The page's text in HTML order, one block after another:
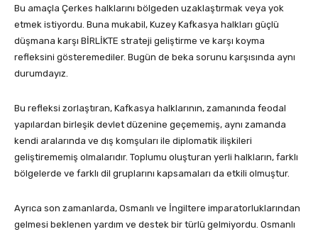
Bu amaçla Çerkes halklarını bölgeden uzaklaştırmak veya yok
etmek istiyordu. Buna mukabil, Kuzey Kafkasya halkları güçlü
düşmana karşı BİRLİKTE strateji geliştirme ve karşı koyma
refleksini gösteremediler. Bugün de beka sorunu karşısında aynı
durumdayız.
Bu refleksi zorlaştıran, Kafkasya halklarının, zamanında feodal
yapılardan birleşik devlet düzenine geçememiş, aynı zamanda
kendi aralarında ve dış komşuları ile diplomatik ilişkileri
geliştirememiş olmalarıdır. Toplumu oluşturan yerli halkların, farklı
bölgelerde ve farklı dil gruplarını kapsamaları da etkili olmuştur.
Ayrıca son zamanlarda, Osmanlı ve İngiltere imparatorluklarından
gelmesi beklenen yardım ve destek bir türlü gelmiyordu. Osmanlı